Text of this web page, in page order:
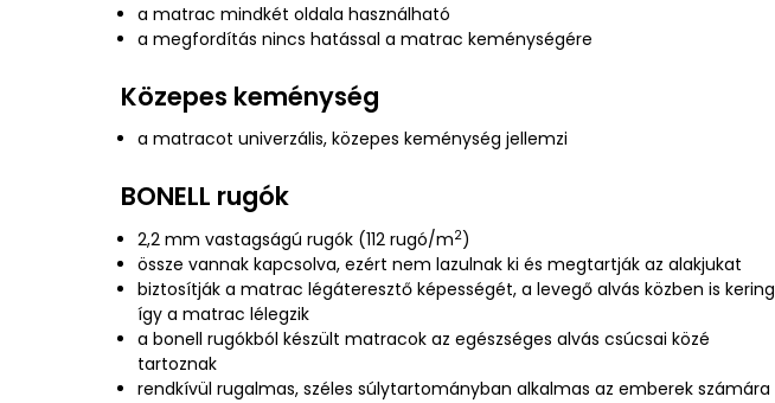
a matrac mindkét oldala használható
a megfordítás nincs hatással a matrac keménységére
Közepes keménység
a matracot univerzális, közepes keménység jellemzi
BONELL rugók
2,2 mm vastagságú rugók (112 rugó/m2)
össze vannak kapcsolva, ezért nem lazulnak ki és megtartják az alakjukat
biztosítják a matrac légáteresztő képességét, a levegő alvás közben is kering
így a matrac lélegzik
a bonell rugókból készült matracok az egészséges alvás csúcsai közé
tartoznak
rendkívül rugalmas, széles súlytartományban alkalmas az emberek számára